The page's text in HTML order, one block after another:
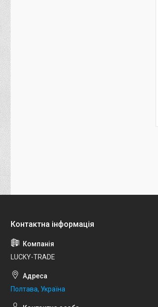
LUCKY-TRADE
Полтава, Україна